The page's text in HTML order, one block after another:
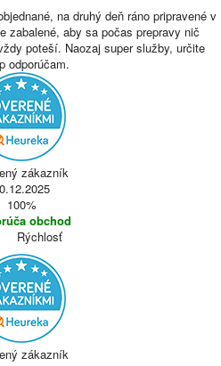
na druhý deň ráno pripravené v
zabalené, aby sa počas prepravy nič
poteší. Naozaj super služby, určite
odporúčam.
zákazník
100%
obchod
Rýchlosť
zákazník